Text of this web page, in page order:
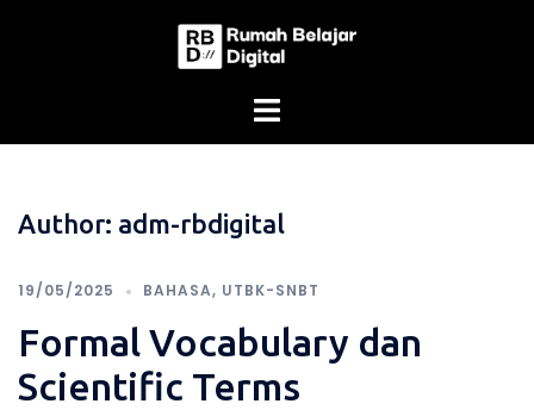
Author: adm-rbdigital
19/05/2025 BAHASA, UTBK-SNBT
Formal Vocabulary dan
Scientific Terms